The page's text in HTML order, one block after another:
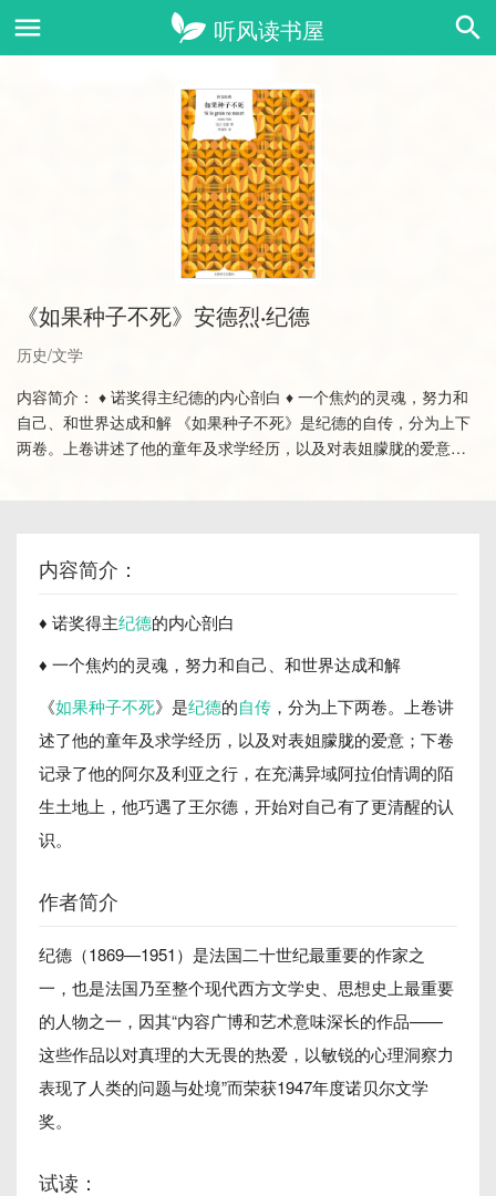
《如果种子不死》安德烈·纪德
历史/文学
内容简介： ♦ 诺奖得主纪德的内心剖白 ♦ 一个焦灼的灵魂，努力和
自己、和世界达成和解 《如果种子不死》是纪德的自传，分为上下
两卷。上卷讲述了他的童年及求学经历，以及对表姐朦胧的爱意；
内容简介：
♦ 诺奖得主纪德的内心剖白
♦ 一个焦灼的灵魂，努力和自己、和世界达成和解
《如果种子不死》是纪德的自传 ，分为上下两卷。上卷讲
述了他的童年及求学经历，以及对表姐朦胧的爱意；下卷
记录了他的阿尔及利亚之行，在充满异域阿拉伯情调的陌
生土地上，他巧遇了王尔德，开始对自己有了更清醒的认
识。
作者简介
纪德（1869—1951）是法国二十世纪最重要的作家之
一，也是法国乃至整个现代西方文学史、思想史上最重要
的人物之一，因其“内容广博和艺术意味深长的作品——
这些作品以对真理的大无畏的热爱，以敏锐的心理洞察力
表现了人类的问题与处境”而荣获1947年度诺贝尔文学
奖。
试读：